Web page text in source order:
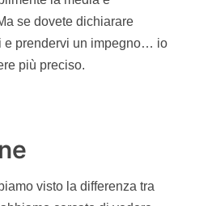
se dovete dichiarare
e prendervi un impegno… io
più preciso.
visto la differenza tra